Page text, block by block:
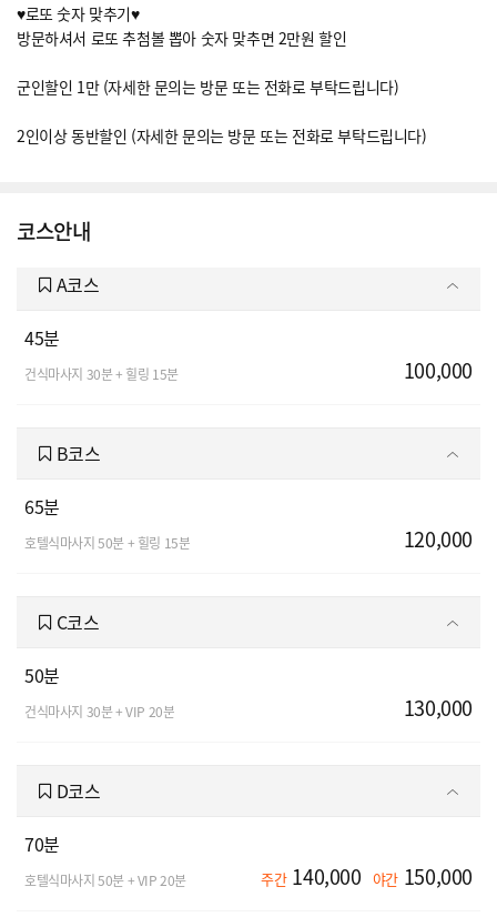
♥로또 숫자 맞추기♥
방문하셔서 로또 추첨볼 뽑아 숫자 맞추면 2만원 할인
군인할인 1만 (자세한 문의는 방문 또는 전화로 부탁드립니다)
2인이상 동반할인 (자세한 문의는 방문 또는 전화로 부탁드립니다)
코스안내
A코스
45분
건식마사지 30분 + 힐링 15분 100,000
B코스
65분
호텔식마사지 50분 + 힐링 15분 120,000
C코스
50분
건식마사지 30분 + VIP 20분 130,000
D코스
70분
호텔식마사지 50분 + VIP 20분 주간 140,000 야간 150,000